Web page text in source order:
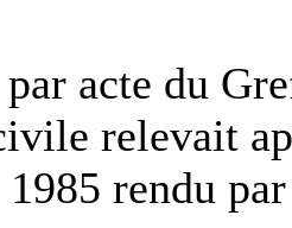
acte du
relevait
rendu